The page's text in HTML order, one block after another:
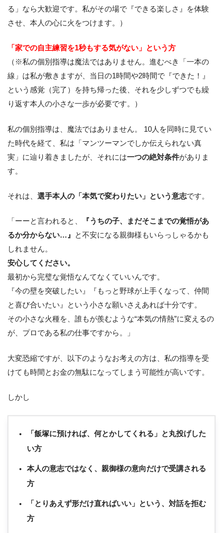
る」なら大歓迎です。私がその場で『できる楽しさ』を体験
させ、本人の心に火をつけます。）
「家での自主練習を1秒もする気がない」という方
（※私の個別指導は魔法ではありません。進むべき「一本の
線」は私が敷きますが、当日の1時間や2時間で『できた！』
という感覚（完了）を持ち帰った後、それを少しずつでも繰
り返す本人の小さな一歩が必要です。）
私の個別指導は、魔法ではありません。 10人を同時に見てい
た時代を経て、私は「マンツーマンでしか伝えられない真
実」に辿り着きましたが、それには一つの絶対条件がありま
す。
それは、 選手本人の「本気で変わりたい」という意志です。
「ーーと言われると、
『うちの子、まだそこまでの覚悟があ
るか分からない…』
と不安になる親御様もいらっしゃるかも
しれません。
安心してください。
最初から完璧な覚悟なんてなくていいんです。
『今の壁を突破したい』『もっと野球が上手くなって、仲間
と喜び合いたい』という小さな願いさえあれば十分です。
その小さな火種を、誰もが羨むような“本気の情熱”に変えるの
が、プロである私の仕事ですから。」
大変恐縮ですが、以下のようなお考えの方は、私の指導を受
けても時間とお金の無駄になってしまう可能性が高いです。
しかし
「飯塚に預ければ、何とかしてくれる」と丸投げした
い方
本人の意志ではなく、親御様の意向だけで受講される
方
「とりあえず形だけ直ればいい」という、対話を拒む
方